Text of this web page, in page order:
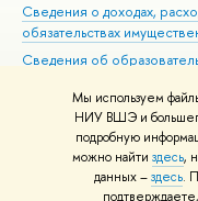
Мы используем
НИУ ВШЭ и большего
подробную
можно найти здесь,
данных –здесь.
Сведения о доходах,
обязательствах
Сведения об
Людям с ограниченными
Единая платежная страница
Работа в Вышке